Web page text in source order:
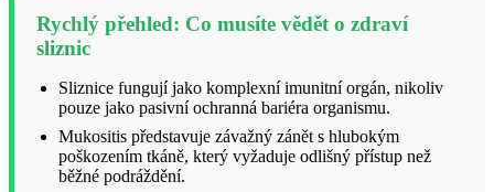
Rychlý přehled: Co musíte vědět o zdraví
sliznic
Sliznice fungují jako komplexní imunitní orgán, nikoliv
pouze jako pasivní ochranná bariéra organismu.
Mukositis představuje závažný zánět s hlubokým
poškozením tkáně, který vyžaduje odlišný přístup než
běžné podráždění.